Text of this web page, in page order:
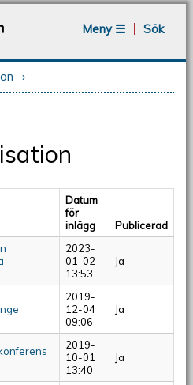
Meny ☰
Sök
›
Datum
för
inlägg
Publicerad
2023-
01-02
13:53
Ja
2019-
12-04
09:06
Ja
2019-
10-01
13:40
Ja